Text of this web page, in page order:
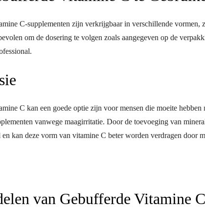
C-supplementen zijn verkrijgbaar in verschillende vormen,
om de dosering te volgen zoals aangegeven op de
C kan een goede optie zijn voor mensen die moeite hebben
vanwege maagirritatie. Door de toevoeging van
en kan deze vorm van vitamine C beter worden verdragen door
van Gebufferde Vitamine